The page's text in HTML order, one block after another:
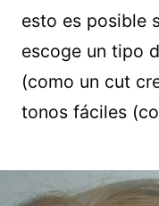
esto es posible
escoge un tipo
(como un cut
tonos fáciles